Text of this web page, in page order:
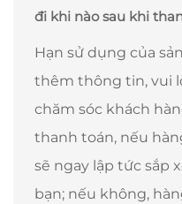
đi khi nào sau khi
Hạn sử dụng của
thêm thông tin, vui
chăm sóc khách
thanh toán, nếu
sẽ ngay lập tức sắp
bạn; nếu không,